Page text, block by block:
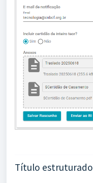
Título estruturado